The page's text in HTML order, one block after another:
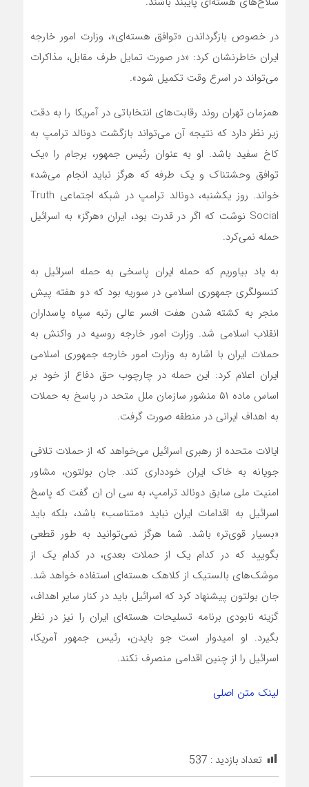
در خصوص بازگرداندن «توافق هسته‌ای»، وزارت امور خارجه
ایران خاطرنشان کرد: «در صورت تمایل طرف مقابل، مذاکرات
می‌تواند در اسرع وقت تکمیل شود».
همزمان تهران روند رقابت‌های انتخاباتی در آمریکا را به دقت
زیر نظر دارد که نتیجه آن‌ می‌تواند بازگشت دونالد ترامپ به
کاخ سفید باشد. او به عنوان رئیس جمهور، برجام را «یک
توافق وحشتناک و یک طرفه که هرگز نباید انجام‌ می‌شد»
خواند. روز یکشنبه، دونالد ترامپ در شبکه اجتماعی Truth
Social نوشت که اگر در قدرت بود، ایران «هرگز» به اسرائیل
حمله نمی‌کرد.
به یاد بیاوریم که حمله ایران پاسخی به حمله اسرائیل به
کنسولگری جمهوری اسلامی در سوریه بود که دو هفته پیش
منجر به کشته شدن هفت افسر عالی رتبه سپاه پاسداران
انقلاب اسلامی شد. وزارت امور خارجه روسیه در واکنش به
حملات ایران با اشاره به وزارت امور خارجه جمهوری اسلامی
ایران اعلام کرد: این حمله در چارچوب حق دفاع از خود بر
اساس ماده ۵۱ منشور سازمان ملل متحد در پاسخ به حملات
به اهداف ایرانی در منطقه صورت گرفت.
ایالات متحده از رهبری اسرائیل‌ می‌خواهد که از حملات تلافی
جویانه به خاک ایران خودداری کند. جان بولتون، مشاور
امنیت ملی سابق دونالد ترامپ، به سی ان ان گفت که پاسخ
اسرائیل به اقدامات ایران نباید «متناسب» باشد، بلکه باید
«بسیار قوی‌تر» باشد. شما هرگز نمی‌توانید به طور قطعی
بگویید که در کدام یک از حملات بعدی، در کدام یک از
موشک‌های بالستیک از کلاهک هسته‌ای استفاده خواهد شد.
جان بولتون پیشنهاد کرد که اسرائیل باید در کنار سایر اهداف،
گزینه نابودی برنامه تسلیحات هسته‌ای ایران را نیز در نظر
بگیرد. او امیدوار است جو بایدن، رئیس جمهور آمریکا،
اسرائیل را از چنین اقدامی منصرف نکند.
لینک متن اصلی
تعداد بازدید : 537